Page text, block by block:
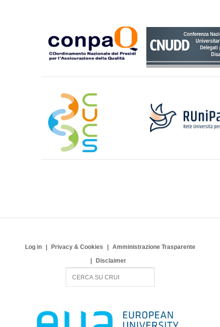
Log in Privacy & Cookies
Amministrazione Trasparente
Disclaimer
c